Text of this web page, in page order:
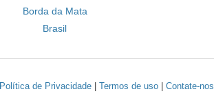
Borda da Mata
Brasil
Política de Privacidade| Termos de uso| Contate-nos